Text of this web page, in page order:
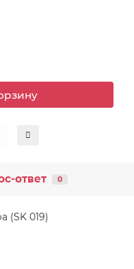
ответ 0
(SK 019)